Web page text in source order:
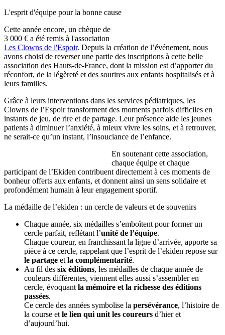
L'esprit d'équipe pour la bonne cause
Cette année encore, un chèque de
3 000 € a été remis à l'association
Les Clowns de l'Espoir. Depuis la création de l’événement, nous
avons choisi de reverser une partie des inscriptions à cette belle
association des Hauts-de-France, dont la mission est d’apporter du
réconfort, de la légèreté et des sourires aux enfants hospitalisés et à
leurs familles.
Grâce à leurs interventions dans les services pédiatriques, les
Clowns de l’Espoir transforment des moments parfois difficiles en
instants de jeu, de rire et de partage. Leur présence aide les jeunes
patients à diminuer l’anxiété, à mieux vivre les soins, et à retrouver,
ne serait-ce qu’un instant, l’insouciance de l’enfance.
En soutenant cette association,
chaque équipe et chaque
participant de l’Ekiden contribuent directement à ces moments de
bonheur offerts aux enfants, et donnent ainsi un sens solidaire et
profondément humain à leur engagement sportif.
La médaille de l’ekiden : un cercle de valeurs et de souvenirs
Chaque année, six médailles s’emboîtent pour former un
cercle parfait, reflétant l’unité de l’équipe.
Chaque coureur, en franchissant la ligne d’arrivée, apporte sa
pièce à ce cercle, rappelant que l’esprit de l’ekiden repose sur
le partage et la complémentarité.
Au fil des six éditions, les médailles de chaque année de
couleurs différentes, viennent elles aussi s’assembler en
cercle, évoquant la mémoire et la richesse des éditions
passées.
Ce cercle des années symbolise la persévérance, l’histoire de
la course et le lien qui unit les coureurs d’hier et
d’aujourd’hui.